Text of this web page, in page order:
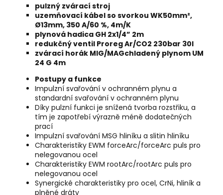
pulzný zvárací stroj
uzemňovací kábel so svorkou WK50mm²,
Ø13mm, 350 A/60 %, 4m/K
plynová hadica GH 2x1/4” 2m
redukčný ventil Proreg Ar/CO2 230bar 30l
zvárací horák MIG/MAGchladený plynom UM
24 G 4m
Postupy a funkce
Impulzní svařování v ochranném plynu a
standardní svařování v ochranném plynu
Díky pulzní funkci je snížená tvorba rozstřiku, a
tím je zapotřebí výrazně méně dodatečných
prací
Impulzní svařování MSG hliníku a slitin hliníku
Charakteristiky EWM forceArc/forceArc puls pro
nelegovanou ocel
Charakteristiky EWM rootArc/rootArc puls pro
nelegovanou ocel
Synergické charakteristiky pro ocel, CrNi, hliník a
plněné dráty